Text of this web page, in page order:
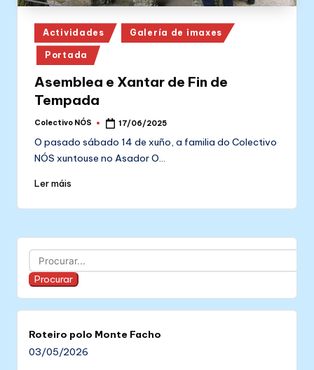
Posted
in
Actividades Galería de imaxes
Portada
Asemblea e Xantar de Fin de
Tempada
Posted
Colectivo NÓS 17/06/2025
O pasado sábado 14 de xuño, a familia do Colectivo
NÓS xuntouse no Asador O…
Ler máis
Buscar
Procurar
Roteiro polo Monte Facho
03/05/2026